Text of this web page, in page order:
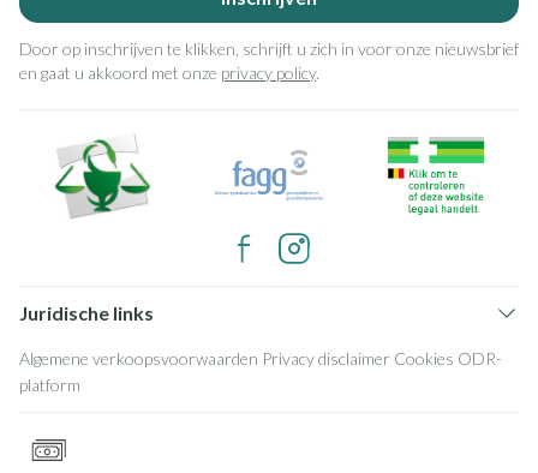
Door op inschrijven te klikken, schrijft u zich in voor onze nieuwsbrief
en gaat u akkoord met onze privacy policy.
Juridische links
Algemene verkoopsvoorwaarden Privacy disclaimer Cookies ODR-
platform